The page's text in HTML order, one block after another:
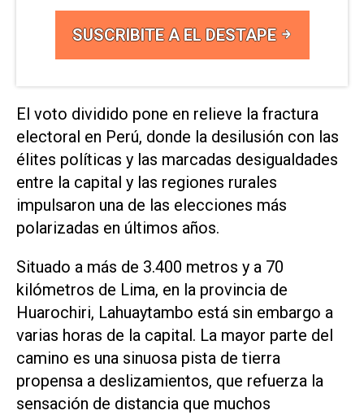
SUSCRIBITE A EL DESTAPE
El voto dividido pone en relieve la fractura
electoral en Perú, donde la desilusión con las
élites políticas y las marcadas desigualdades
entre la capital y las regiones rurales
impulsaron una de las elecciones más
polarizadas en últimos años.
Situado a más de 3.400 metros y a 70
kilómetros de Lima, en la provincia de
Huarochiri, Lahuaytambo está sin embargo a
varias horas de la capital. La mayor parte del
camino es una sinuosa pista de tierra
propensa a deslizamientos, que refuerza la
sensación de ​distancia que muchos